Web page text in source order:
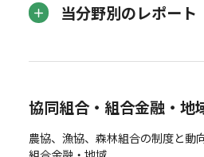
当分野別のレポート
協同組合・組合金融・地
農協、漁協、森林組合の制度と動